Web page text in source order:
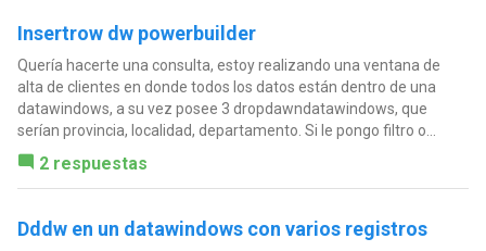
Insertrow dw powerbuilder
Quería hacerte una consulta, estoy realizando una ventana de
alta de clientes en donde todos los datos están dentro de una
datawindows, a su vez posee 3 dropdawndatawindows, que
serían provincia, localidad, departamento. Si le pongo filtro o...
2 respuestas
Dddw en un datawindows con varios registros